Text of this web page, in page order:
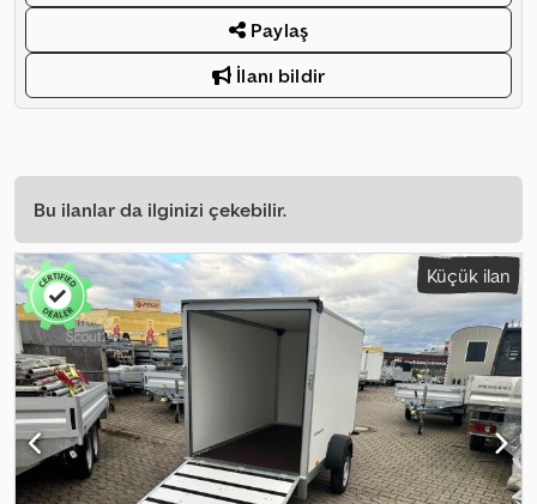
Paylaş
İlanı bildir
Bu ilanlar da ilginizi çekebilir.
Küçük ilan